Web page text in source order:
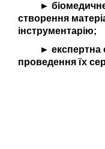
► біомедичне
створення
інструментарію;
► експертна
проведення їх